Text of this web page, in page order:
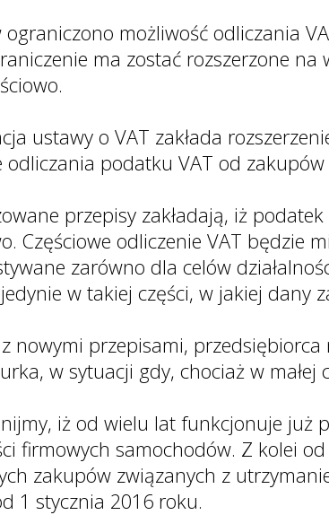
ograniczono możliwość odliczania
ma zostać rozszerzone na
ustawy o VAT zakłada
odliczania podatku VAT od
przepisy zakładają, iż
Częściowe odliczenie VAT będzie
zarówno dla celów
w takiej części, w jakiej dany
nowymi przepisami,
w sytuacji gdy, chociaż w
iż od wielu lat funkcjonuje już
firmowych samochodów. Z kolei
zakupów związanych z
1 stycznia 2016 roku.